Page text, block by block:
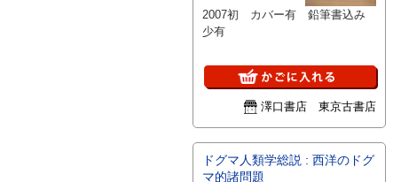
2007初 カバー有 鉛筆書込み
少有
澤口書店 東京古書店
ドグマ人類学総説 : 西洋のドグ
マ的諸問題